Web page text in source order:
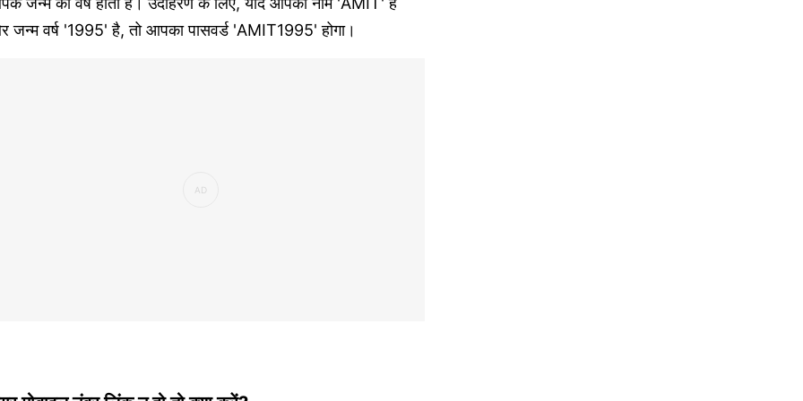
जन्म वर्ष '1995' है, तो आपका पासवर्ड 'AMIT1995' होगा।